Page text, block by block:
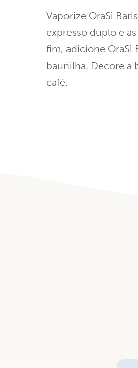
Vaporize OraSì
expresso duplo e
fim, adicione OraSì
baunilha. Decore a
café.